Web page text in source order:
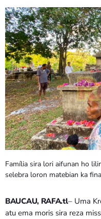
PROGRAMA SIRA
VÍDEO SIRA
EVENTU SIRA
KONTAKTU SIRA
TÉTUM
TÉTUM
PRÓXIMOS
Família sira lori aifunan ho
selebra loron matebian ka
BAUCAU, RAFA.tl– Uma
atu ema moris sira reza